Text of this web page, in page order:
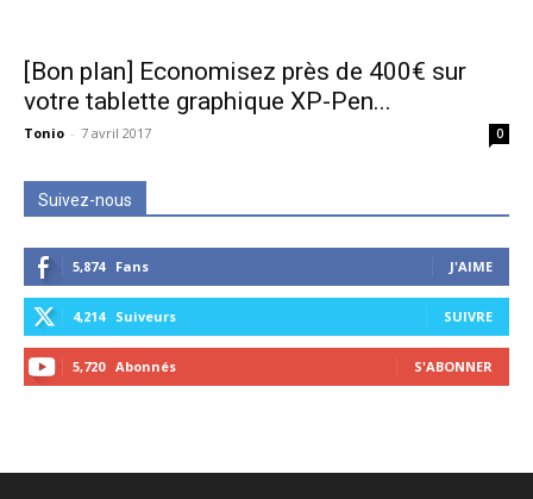
[Bon plan] Economisez près de 400€ sur
votre tablette graphique XP-Pen...
Tonio - 7 avril 2017 0
Suivez-nous
5,874 Fans J'AIME
4,214 Suiveurs SUIVRE
5,720 Abonnés S'ABONNER